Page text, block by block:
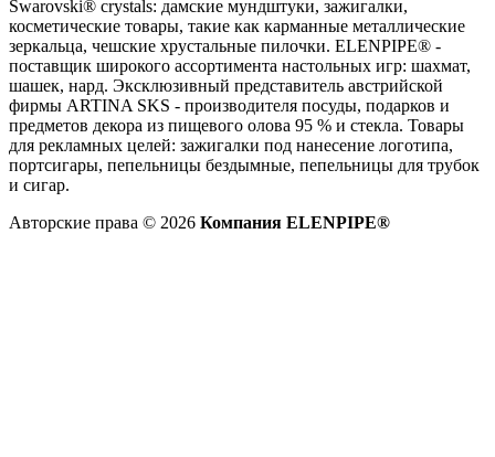
Swarovski® crystals: дамские мундштуки, зажигалки,
косметические товары, такие как карманные металлические
зеркальца, чешские хрустальные пилочки. ELENPIPE® -
поставщик широкого ассортимента настольных игр: шахмат,
шашек, нард. Эксклюзивный представитель австрийской
фирмы ARTINA SKS - производителя посуды, подарков и
предметов декора из пищевого олова 95 % и стекла. Товары
для рекламных целей: зажигалки под нанесение логотипа,
портсигары, пепельницы бездымные, пепельницы для трубок
и сигар.
Авторские права © 2026 Компания ELENPIPE®